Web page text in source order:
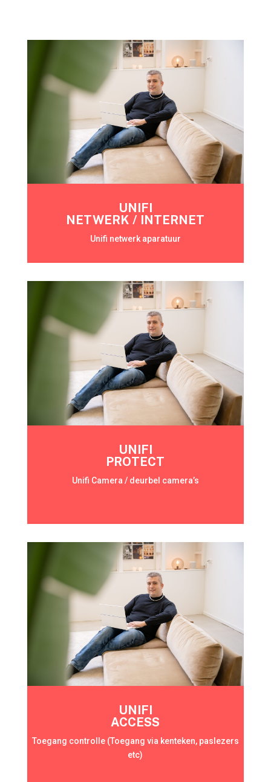
UNIFI
NETWERK / INTERNET
Unifi netwerk aparatuur
UNIFI
PROTECT
Unifi Camera / deurbel camera’s
UNIFI
ACCESS
Toegang controlle (Toegang via kenteken, paslezers
etc)